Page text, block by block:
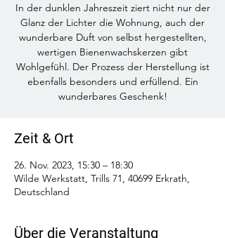
In der dunklen Jahreszeit ziert nicht nur der
Glanz der Lichter die Wohnung, auch der
wunderbare Duft von selbst hergestellten,
wertigen Bienenwachskerzen gibt
Wohlgefühl. Der Prozess der Herstellung ist
ebenfalls besonders und erfüllend. Ein
wunderbares Geschenk!
Zeit & Ort
26. Nov. 2023, 15:30 – 18:30
Wilde Werkstatt, Trills 71, 40699 Erkrath,
Deutschland
Über die Veranstaltung